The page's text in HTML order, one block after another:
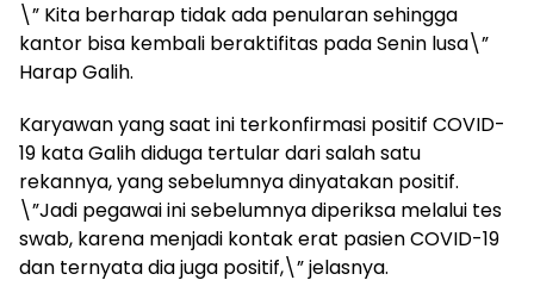
\” Kita berharap tidak ada penularan sehingga
kantor bisa kembali beraktifitas pada Senin lusa\”
Harap Galih.
Karyawan yang saat ini terkonfirmasi positif COVID-
19 kata Galih diduga tertular dari salah satu
rekannya, yang sebelumnya dinyatakan positif.
\”Jadi pegawai ini sebelumnya diperiksa melalui tes
swab, karena menjadi kontak erat pasien COVID-19
dan ternyata dia juga positif,\” jelasnya.